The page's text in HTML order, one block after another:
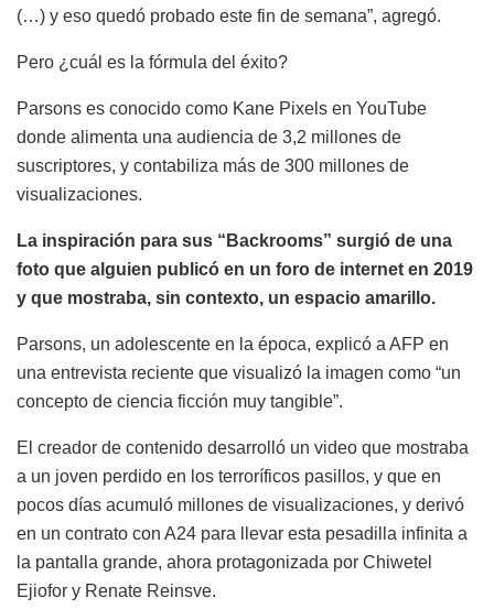
(…) y eso quedó probado este fin de semana”, agregó.
Pero ¿cuál es la fórmula del éxito?
Parsons es conocido como Kane Pixels en YouTube
donde alimenta una audiencia de 3,2 millones de
suscriptores, y contabiliza más de 300 millones de
visualizaciones.
La inspiración para sus “Backrooms” surgió de una
foto que alguien publicó en un foro de internet en 2019
y que mostraba, sin contexto, un espacio amarillo.
Parsons, un adolescente en la época, explicó a AFP en
una entrevista reciente que visualizó la imagen como “un
concepto de ciencia ficción muy tangible”.
El creador de contenido desarrolló un video que mostraba
a un joven perdido en los terroríficos pasillos, y que en
pocos días acumuló millones de visualizaciones, y derivó
en un contrato con A24 para llevar esta pesadilla infinita a
la pantalla grande, ahora protagonizada por Chiwetel
Ejiofor y Renate Reinsve.